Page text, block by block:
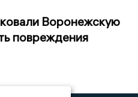
Воронежскую
повреждения